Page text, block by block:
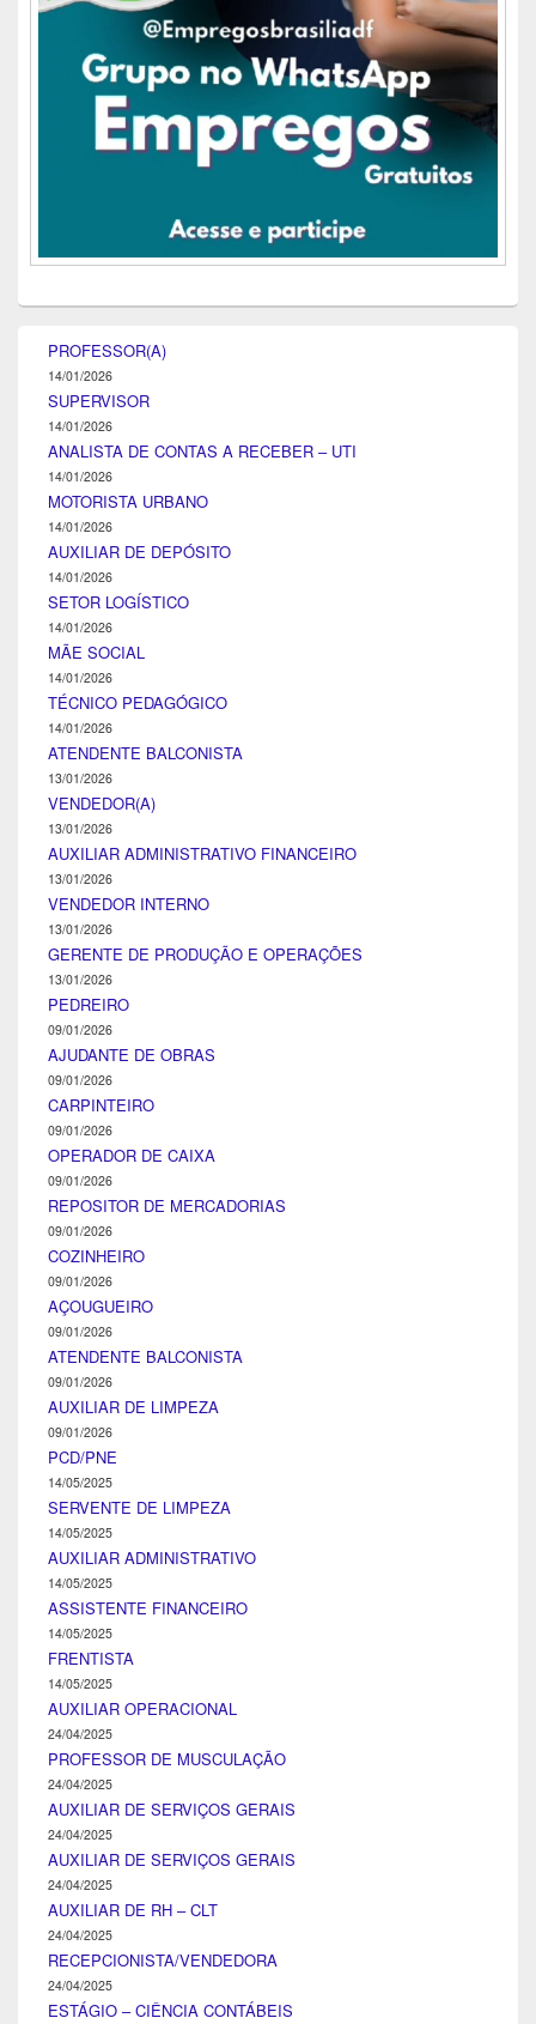
PROFESSOR(A)
14/01/2026
SUPERVISOR
14/01/2026
ANALISTA DE CONTAS A RECEBER – UTI
14/01/2026
MOTORISTA URBANO
14/01/2026
AUXILIAR DE DEPÓSITO
14/01/2026
SETOR LOGÍSTICO
14/01/2026
MÃE SOCIAL
14/01/2026
TÉCNICO PEDAGÓGICO
14/01/2026
ATENDENTE BALCONISTA
13/01/2026
VENDEDOR(A)
13/01/2026
AUXILIAR ADMINISTRATIVO FINANCEIRO
13/01/2026
VENDEDOR INTERNO
13/01/2026
GERENTE DE PRODUÇÃO E OPERAÇÕES
13/01/2026
PEDREIRO
09/01/2026
AJUDANTE DE OBRAS
09/01/2026
CARPINTEIRO
09/01/2026
OPERADOR DE CAIXA
09/01/2026
REPOSITOR DE MERCADORIAS
09/01/2026
COZINHEIRO
09/01/2026
AÇOUGUEIRO
09/01/2026
ATENDENTE BALCONISTA
09/01/2026
AUXILIAR DE LIMPEZA
09/01/2026
PCD/PNE
14/05/2025
SERVENTE DE LIMPEZA
14/05/2025
AUXILIAR ADMINISTRATIVO
14/05/2025
ASSISTENTE FINANCEIRO
14/05/2025
FRENTISTA
14/05/2025
AUXILIAR OPERACIONAL
24/04/2025
PROFESSOR DE MUSCULAÇÃO
24/04/2025
AUXILIAR DE SERVIÇOS GERAIS
24/04/2025
AUXILIAR DE SERVIÇOS GERAIS
24/04/2025
AUXILIAR DE RH – CLT
24/04/2025
RECEPCIONISTA/VENDEDORA
24/04/2025
ESTÁGIO – CIÊNCIA CONTÁBEIS